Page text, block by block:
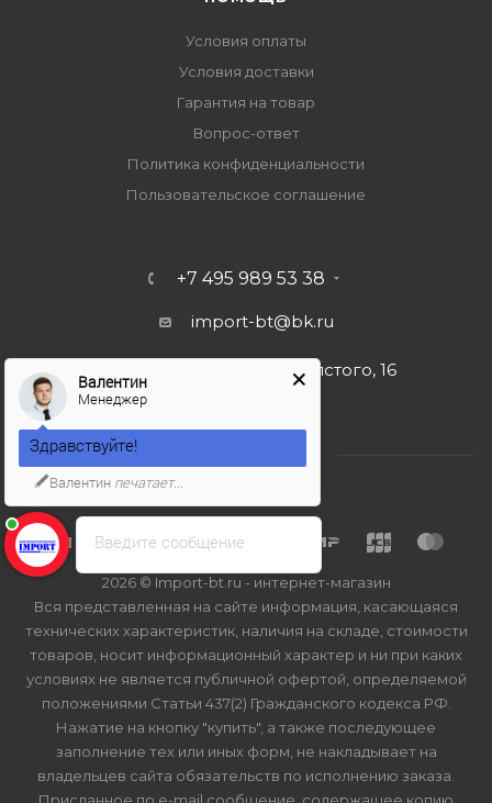
Условия оплаты
Условия доставки
Гарантия на товар
Вопрос-ответ
Политика конфиденциальности
Пользовательское соглашение
+7 495 989 53 38
import-bt@bk.ru
г. Москва, ул. Льва Толстого, 16
2026 © Import-bt.ru - интернет-магазин
Вся представленная на сайте информация, касающаяся
технических характеристик, наличия на складе, стоимости
товаров, носит информационный характер и ни при каких
условиях не является публичной офертой, определяемой
положениями Статьи 437(2) Гражданского кодекса РФ.
Нажатие на кнопку "купить", а также последующее
заполнение тех или иных форм, не накладывает на
владельцев сайта обязательств по исполнению заказа.
Введите сообщение
Валентин
Менеджер
Здравствуйте!
Валентин печатает...